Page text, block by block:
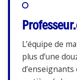
L’équipe de
plus d’une